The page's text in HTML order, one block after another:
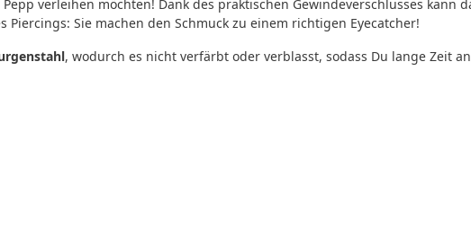
Pepp verleihen möchten! Dank des praktischen Gewindeverschlusses kann
Sie machen den Schmuck zu einem richtigen Eyecatcher!
, wodurch es nicht verfärbt oder verblasst, sodass Du lange Zeit